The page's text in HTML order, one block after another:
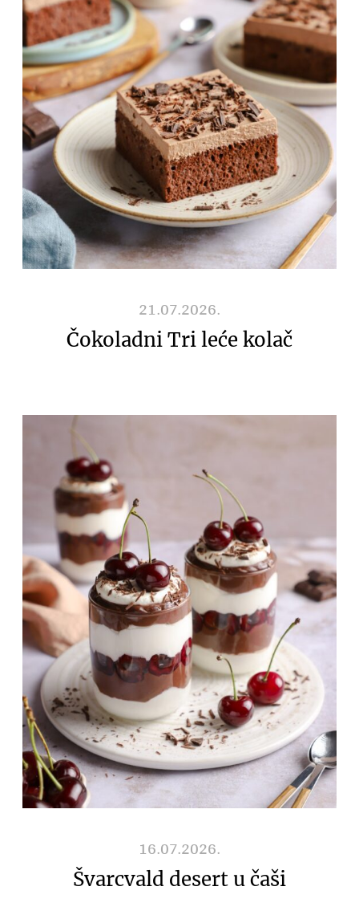
21.07.2026.
Čokoladni Tri leće kolač
16.07.2026.
Švarcvald desert u čaši